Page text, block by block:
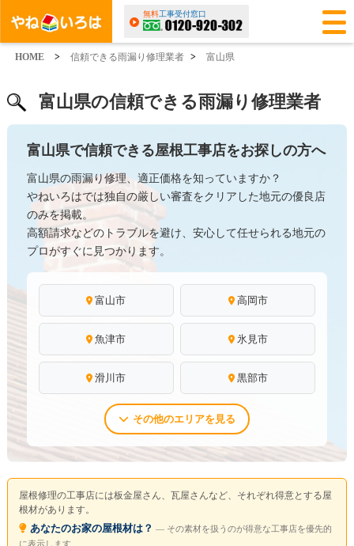
無料工事受付窓口
HOME > 信頼できる雨漏り修理業者 > 富山県
富山県の信頼できる雨漏り修理業者
富山県で信頼できる屋根工事店をお探しの方へ
富山県の雨漏り修理、適正価格を知っていますか？
やねいろはでは独自の厳しい審査をクリアした地元の優良店
のみを掲載。
高額請求などのトラブルを避け、安心して任せられる地元の
プロがすぐに見つかります。
富山市 高岡市
魚津市 氷見市
滑川市 黒部市
その他のエリアを見る
屋根修理の工事店には板金屋さん、瓦屋さんなど、それぞれ得意とする屋
根材があります。
あなたのお家の屋根材は？ ― その素材を扱うのが得意な工事店を優先的
に表示します